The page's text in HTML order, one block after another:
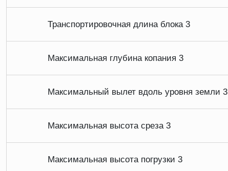
Транспортировочная длина блока 3
Максимальная глубина копания 3
Максимальный вылет вдоль уровня земли 3
Максимальная высота среза 3
Максимальная высота погрузки 3